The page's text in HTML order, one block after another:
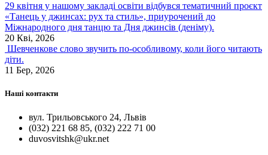
29 квітня у нашому закладі освіти відбувся тематичний проєкт
«Танець у джинсах: рух та стиль», приурочений до
Міжнародного дня танцю та Дня джинсів (деніму).
20 Кві, 2026
Шевченкове слово звучить по-особливому, коли його читають
діти.
11 Бер, 2026
Наші контакти
вул. Трильовського 24, Львів
(032) 221 68 85, (032) 222 71 00
duvosvitshk@ukr.net